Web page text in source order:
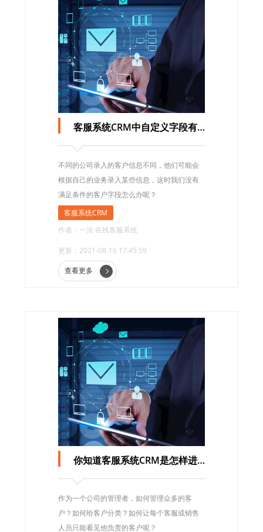
客服系统CRM中自定义字段有什么作用？
不同的公司录入的客户信息不同，他们可能会
根据自己的业务录入某些信息，这时我们没有
满足条件的客户字段怎么办呢？
客服系统CRM
作者：一洽·在线客服系统
更新：2021-08-16 17:45:59
查看更多
你知道客服系统CRM是怎样进行客户分类的吗?
作为一个公司的管理者，如何管理众多的客
户？如何给客户分类？如何让每个客服或销售
人员只能看见他负责的客户呢？